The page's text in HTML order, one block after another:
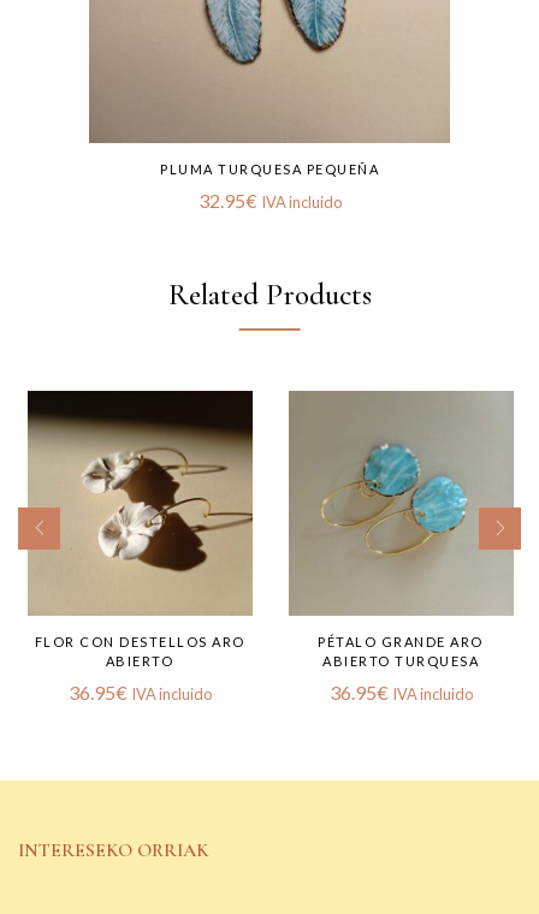
PLUMA TURQUESA PEQUEÑA
32.95€ IVA incluido
Related Products
FLOR CON DESTELLOS ARO
ABIERTO
36.95€ IVA incluido
PÉTALO GRANDE ARO
ABIERTO TURQUESA
36.95€ IVA incluido
INTERESEKO ORRIAK